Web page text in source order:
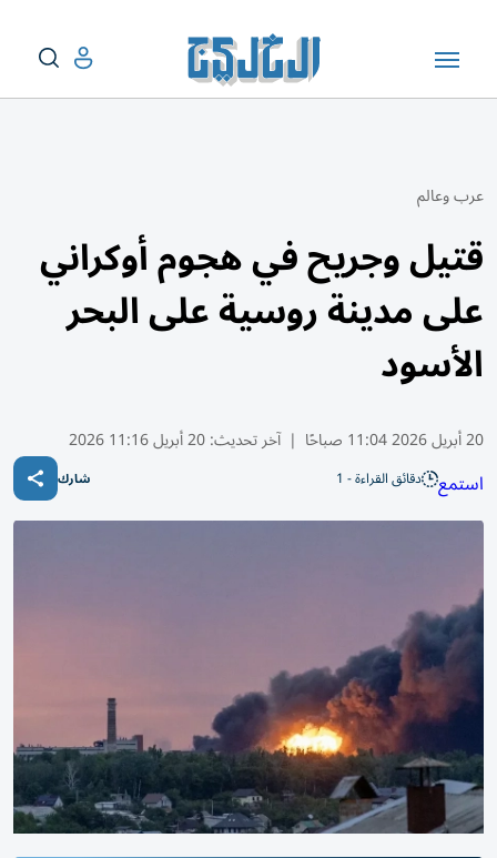
عرب وعالم
قتيل وجريح في هجوم أوكراني
على مدينة روسية على البحر
الأسود
20 أبريل 2026 11:04 صباحًا | آخر تحديث:20 أبريل 11:16 2026
استمع دقائق القراءة - 1 شارك